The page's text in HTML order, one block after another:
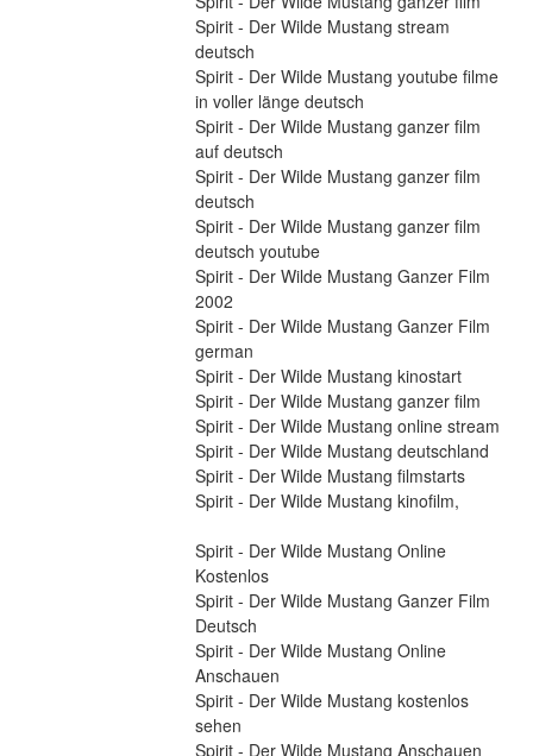
Spirit - Der Wilde Mustang stream
deutsch
Spirit - Der Wilde Mustang youtube filme
in voller länge deutsch
Spirit - Der Wilde Mustang ganzer film
auf deutsch
Spirit - Der Wilde Mustang ganzer film
deutsch
Spirit - Der Wilde Mustang ganzer film
deutsch youtube
Spirit - Der Wilde Mustang Ganzer Film
2002
Spirit - Der Wilde Mustang Ganzer Film
german
Spirit - Der Wilde Mustang kinostart
Spirit - Der Wilde Mustang ganzer film
Spirit - Der Wilde Mustang online stream
Spirit - Der Wilde Mustang deutschland
Spirit - Der Wilde Mustang filmstarts
Spirit - Der Wilde Mustang kinofilm,
Spirit - Der Wilde Mustang Online
Kostenlos
Spirit - Der Wilde Mustang Ganzer Film
Deutsch
Spirit - Der Wilde Mustang Online
Anschauen
Spirit - Der Wilde Mustang kostenlos
sehen
Spirit - Der Wilde Mustang Anschauen